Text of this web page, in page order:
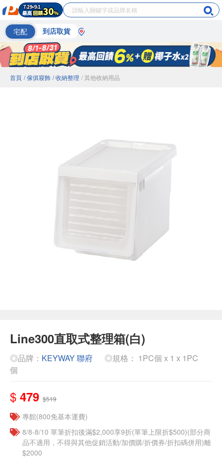
宅配 到店取貨
首頁 / 傢俱寢飾 / 收納整理 / 其他收納用品
Line300直取式整理箱(白)
◎品牌： KEYWAY 聯府
◎規格： 1PC個 x 1 x 1PC
個
$ 479 $519
專館(800免基本運費)
8/8-8/10 單筆折扣後滿$2,000享9折(單筆上限折$500)(部分商
品不適用，不得與其他促銷活動/加價購/折價券/折扣碼併用)離
$2000